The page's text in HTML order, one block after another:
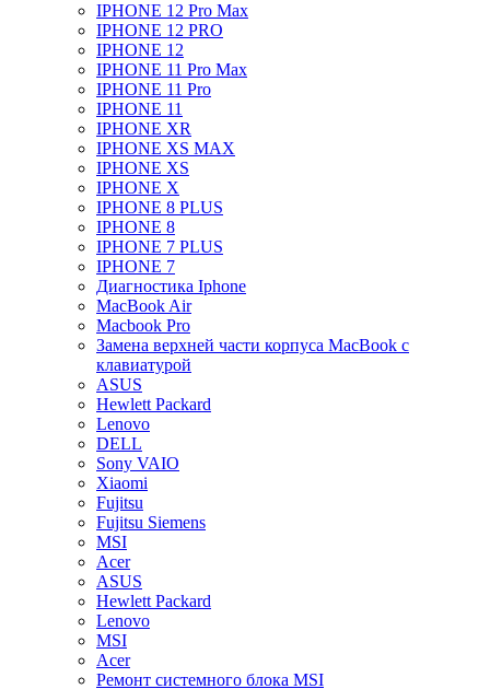
IPHONE 12 Pro Max
IPHONE 12 PRO
IPHONE 12
IPHONE 11 Pro Max
IPHONE 11 Pro
IPHONE 11
IPHONE XR
IPHONE XS MAX
IPHONE XS
IPHONE X
IPHONE 8 PLUS
IPHONE 8
IPHONE 7 PLUS
IPHONE 7
Диагностика Iphone
MacBook Air
Macbook Pro
Замена верхней части корпуса MacBook с
клавиатурой
ASUS
Hewlett Packard
Lenovo
DELL
Sony VAIO
Xiaomi
Fujitsu
Fujitsu Siemens
MSI
Acer
ASUS
Hewlett Packard
Lenovo
MSI
Acer
Ремонт системного блока MSI